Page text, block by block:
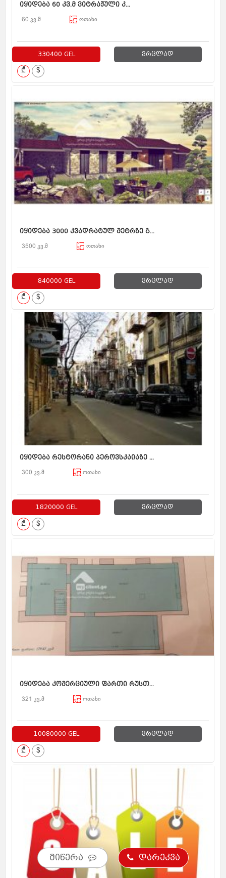
იყიდება 60 კვ.მ ვიტრაჟული კ...
60 კვ.მ ოთახი
330400 GEL ვრცლად
₾ $
იყიდება 3000 კვადრატულ მეტრზე გ...
3500 კვ.მ ოთახი
840000 GEL ვრცლად
₾ $
იყიდება რესტორანი პეროვსკაიაზე ...
300 კვ.მ ოთახი
1820000 GEL ვრცლად
₾ $
იყიდება კომერციული ფართი რუსთ...
321 კვ.მ ოთახი
10080000 GEL ვრცლად
₾ $
მიწერა დარეკვა